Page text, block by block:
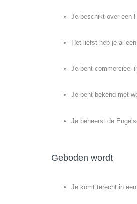
Je beschikt over een
Het liefst heb je al
Je bent commercieel
Je bent bekend met
Je beheerst de
Geboden wordt
Je komt terecht in